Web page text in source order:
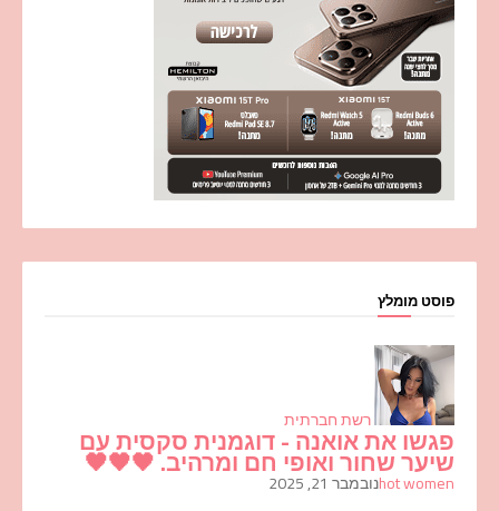
פוסט מומלץ
רשת חברתית
פגשו את אואנה - דוגמנית סקסית עם
שיער שחור ואופי חם ומרהיב. 🖤🖤🖤
hot womenנובמבר 21, 2025